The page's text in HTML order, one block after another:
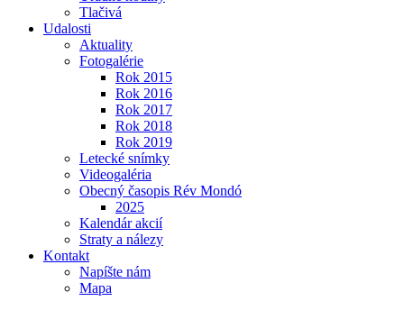
Tlačivá
Udalosti
Aktuality
Fotogalérie
Rok 2015
Rok 2016
Rok 2017
Rok 2018
Rok 2019
Letecké snímky
Videogaléria
Obecný časopis Rév Mondó
2025
Kalendár akcií
Straty a nálezy
Kontakt
Napíšte nám
Mapa